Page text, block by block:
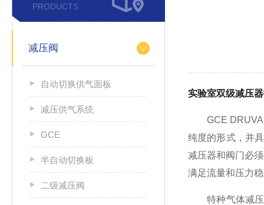
PRODUCTS
减压阀
自动切换供气面板
减压供气系统
GCE
半自动切换板
二级减压阀
实验室双级减压
GCE DRUVA特
纯度的形式，并
减压器和阀门必
满足流量和压力
特种气体减压